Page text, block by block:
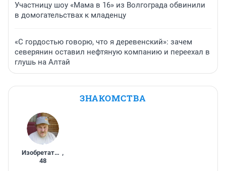
Участницу шоу «Мама в 16» из Волгограда обвинили
в домогательствах к младенцу
«С гордостью говорю, что я деревенский»: зачем
северянин оставил нефтяную компанию и переехал в
глушь на Алтай
ЗНАКОМСТВА
Изобретатель ,
48